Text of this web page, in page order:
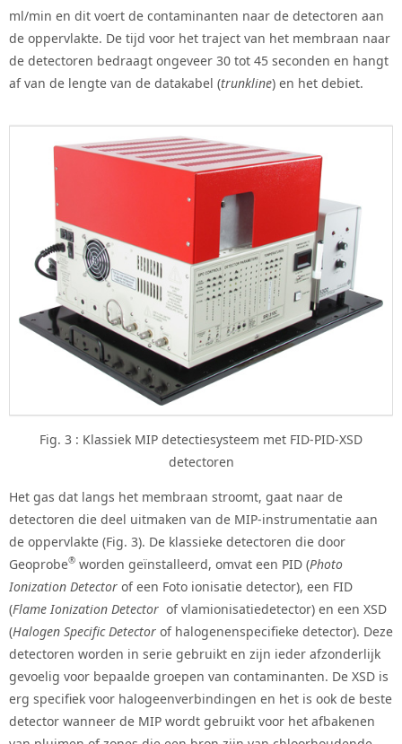
ml/min en dit voert de contaminanten naar de detectoren aan
de oppervlakte. De tijd voor het traject van het membraan naar
de detectoren bedraagt ongeveer 30 tot 45 seconden en hangt
af van de lengte van de datakabel (trunkline) en het debiet.
Fig. 3 : Klassiek MIP detectiesysteem met FID-PID-XSD
detectoren
Het gas dat langs het membraan stroomt, gaat naar de
detectoren die deel uitmaken van de MIP-instrumentatie aan
de oppervlakte (Fig. 3). De klassieke detectoren die door
Geoprobe® worden geïnstalleerd, omvat een PID (Photo
Ionization Detector of een Foto ionisatie detector), een FID
(Flame Ionization Detector of vlamionisatiedetector) en een XSD
(Halogen Specific Detector of halogenenspecifieke detector). Deze
detectoren worden in serie gebruikt en zijn ieder afzonderlijk
gevoelig voor bepaalde groepen van contaminanten. De XSD is
erg specifiek voor halogeenverbindingen en het is ook de beste
detector wanneer de MIP wordt gebruikt voor het afbakenen